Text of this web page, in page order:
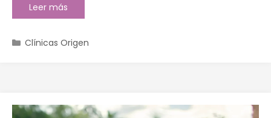
Leer más
Clínicas Origen